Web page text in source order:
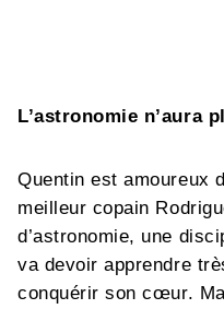
L’astronomie n’aura
Quentin est amoureux
meilleur copain
d’astronomie, une
va devoir apprendre
conquérir son cœur.